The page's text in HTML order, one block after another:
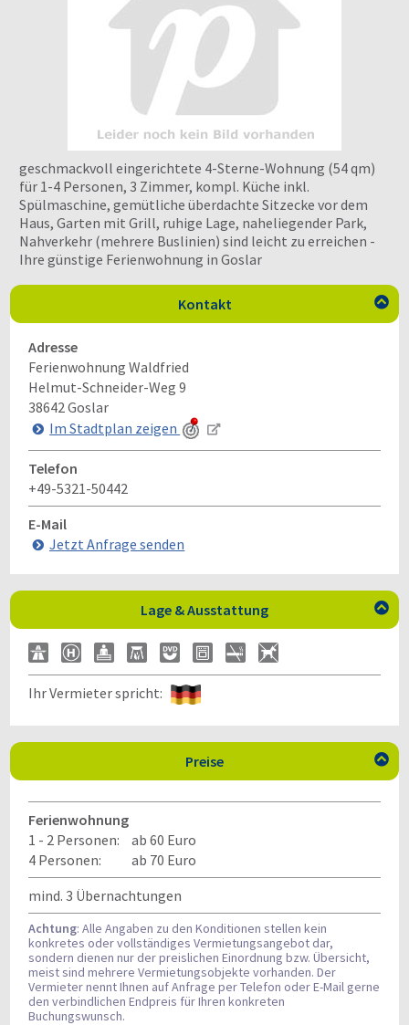
geschmackvoll eingerichtete 4-Sterne-Wohnung (54 qm)
für 1-4 Personen, 3 Zimmer, kompl. Küche inkl.
Spülmaschine, gemütliche überdachte Sitzecke vor dem
Haus, Garten mit Grill, ruhige Lage, naheliegender Park,
Nahverkehr (mehrere Buslinien) sind leicht zu erreichen -
Ihre günstige Ferienwohnung in Goslar
Kontakt 
Adresse
Ferienwohnung Waldfried
Helmut-Schneider-Weg 9
38642Goslar
Im Stadtplan zeigen
Telefon
+49-5321-50442
E-Mail
Jetzt Anfrage senden
Lage & Ausstattung 
Ihr Vermieter spricht:
Preise 
Ferienwohnung
1 - 2 Personen:
ab 60 Euro
4 Personen:
ab 70 Euro
mind. 3 Übernachtungen
Achtung: Alle Angaben zu den Konditionen stellen kein
konkretes oder vollständiges Vermietungsangebot dar,
sondern dienen nur der preislichen Einordnung bzw. Übersicht,
meist sind mehrere Vermietungsobjekte vorhanden. Der
Vermieter nennt Ihnen auf Anfrage per Telefon oder E-Mail gerne
den verbindlichen Endpreis für Ihren konkreten
Buchungswunsch.